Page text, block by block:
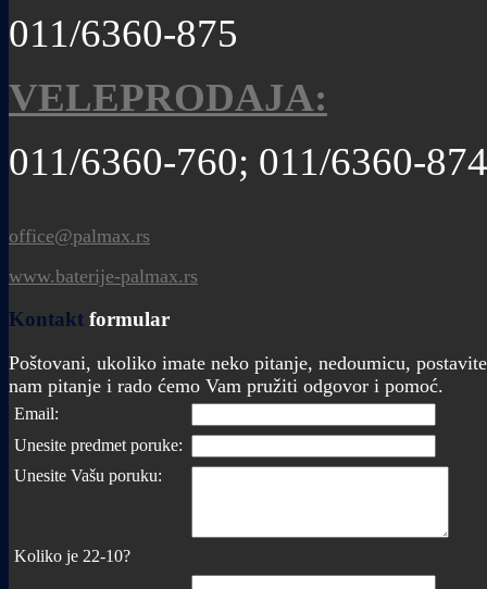
011/6360-875
VELEPRODAJA:
011/6360-760; 011/6360-874
office@palmax.rs
www.baterije-palmax.rs
Kontakt formular
Poštovani, ukoliko imate neko pitanje, nedoumicu, postavite
nam pitanje i rado ćemo Vam pružiti odgovor i pomoć.
Email:
Unesite predmet poruke:
Unesite Vašu poruku:
Koliko je 22-10?